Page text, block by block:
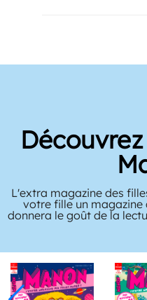
L'extra magazine des
votre fille un magazine
donnera le goût de la